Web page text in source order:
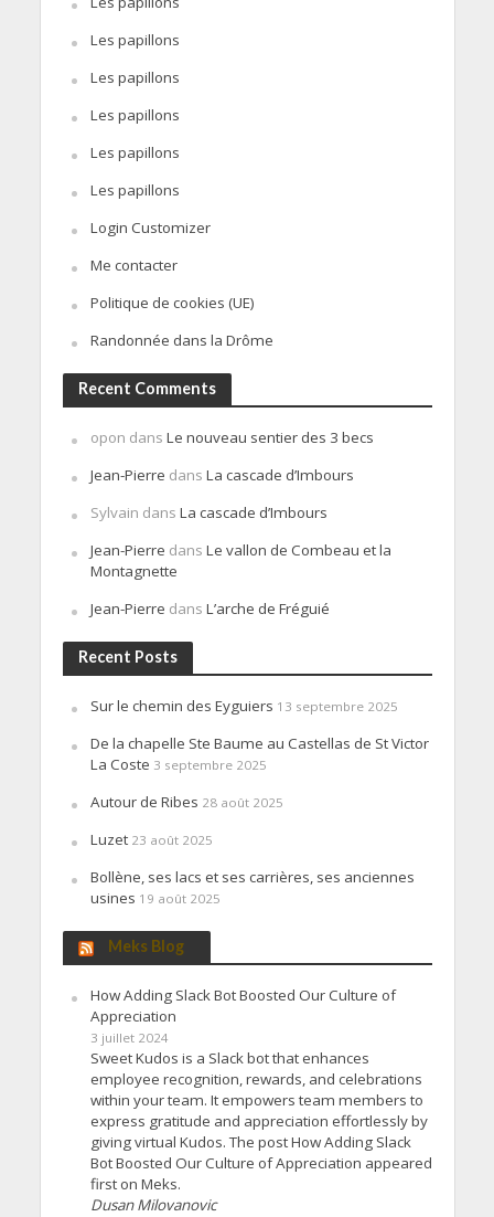
Les papillons
Les papillons
Les papillons
Les papillons
Les papillons
Login Customizer
Me contacter
Politique de cookies (UE)
Randonnée dans la Drôme
Recent Comments
opon dans Le nouveau sentier des 3 becs
Jean-Pierre dans La cascade d’Imbours
Sylvain dans La cascade d’Imbours
Jean-Pierre dans Le vallon de Combeau et la
Montagnette
Jean-Pierre dans L’arche de Fréguié
Recent Posts
Sur le chemin des Eyguiers 13 septembre 2025
De la chapelle Ste Baume au Castellas de St Victor
La Coste 3 septembre 2025
Autour de Ribes 28 août 2025
Luzet 23 août 2025
Bollène, ses lacs et ses carrières, ses anciennes
usines 19 août 2025
Meks Blog
How Adding Slack Bot Boosted Our Culture of
Appreciation
3 juillet 2024
Sweet Kudos is a Slack bot that enhances
employee recognition, rewards, and celebrations
within your team. It empowers team members to
express gratitude and appreciation effortlessly by
giving virtual Kudos. The post How Adding Slack
Bot Boosted Our Culture of Appreciation appeared
first on Meks.
Dusan Milovanovic